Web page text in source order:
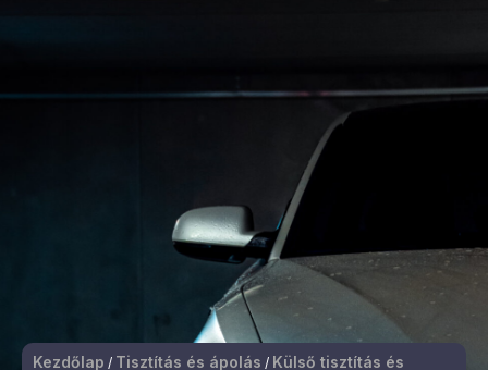
Kezdőlap / Tisztítás és ápolás / Külső tisztítás és